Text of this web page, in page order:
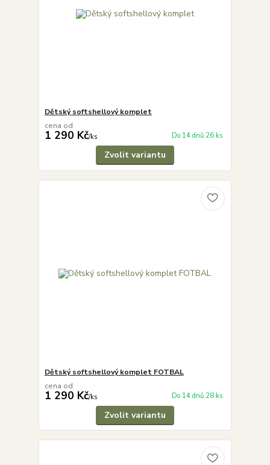
Dětský softshellový komplet
cena od
1 290 Kč/ks Do 14 dnů 26 ks
Zvolit variantu
Dětský softshellový komplet FOTBAL
cena od
1 290 Kč/ks Do 14 dnů 28 ks
Zvolit variantu